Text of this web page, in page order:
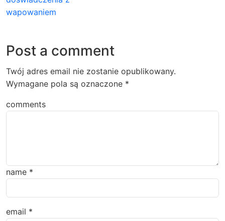
wapowaniem
Post a comment
Twój adres email nie zostanie opublikowany.
Wymagane pola są oznaczone *
comments
name *
email *